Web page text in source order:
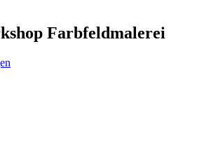
Farbfeldmalerei